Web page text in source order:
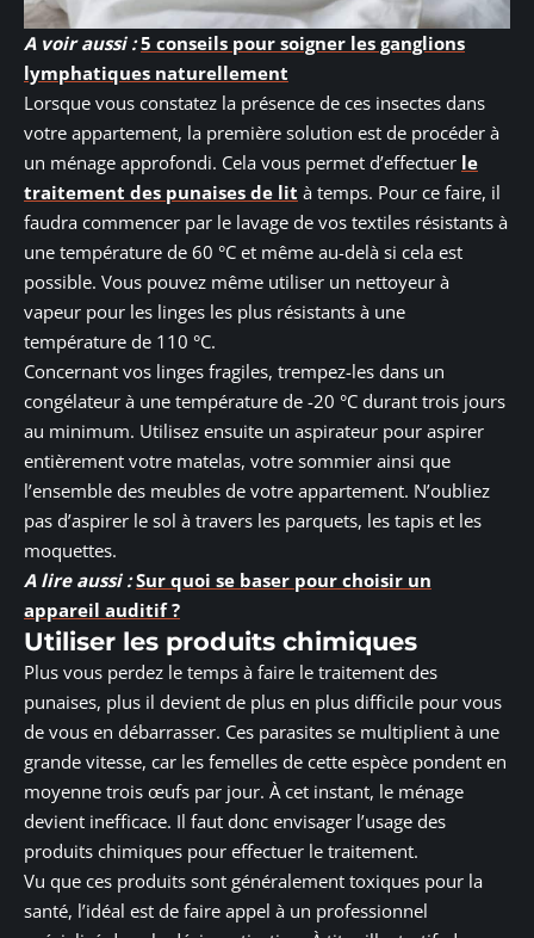
A voir aussi : 5 conseils pour soigner les ganglions
lymphatiques naturellement
Lorsque vous constatez la présence de ces insectes dans
votre appartement, la première solution est de procéder à
un ménage approfondi. Cela vous permet d’effectuer le
traitement des punaises de lit à temps. Pour ce faire, il
faudra commencer par le lavage de vos textiles résistants à
une température de 60 °C et même au-delà si cela est
possible. Vous pouvez même utiliser un nettoyeur à
vapeur pour les linges les plus résistants à une
température de 110 °C.
Concernant vos linges fragiles, trempez-les dans un
congélateur à une température de -20 °C durant trois jours
au minimum. Utilisez ensuite un aspirateur pour aspirer
entièrement votre matelas, votre sommier ainsi que
l’ensemble des meubles de votre appartement. N’oubliez
pas d’aspirer le sol à travers les parquets, les tapis et les
moquettes.
A lire aussi : Sur quoi se baser pour choisir un
appareil auditif ?
Utiliser les produits chimiques
Plus vous perdez le temps à faire le traitement des
punaises, plus il devient de plus en plus difficile pour vous
de vous en débarrasser. Ces parasites se multiplient à une
grande vitesse, car les femelles de cette espèce pondent en
moyenne trois œufs par jour. À cet instant, le ménage
devient inefficace. Il faut donc envisager l’usage des
produits chimiques pour effectuer le traitement.
Vu que ces produits sont généralement toxiques pour la
santé, l’idéal est de faire appel à un professionnel